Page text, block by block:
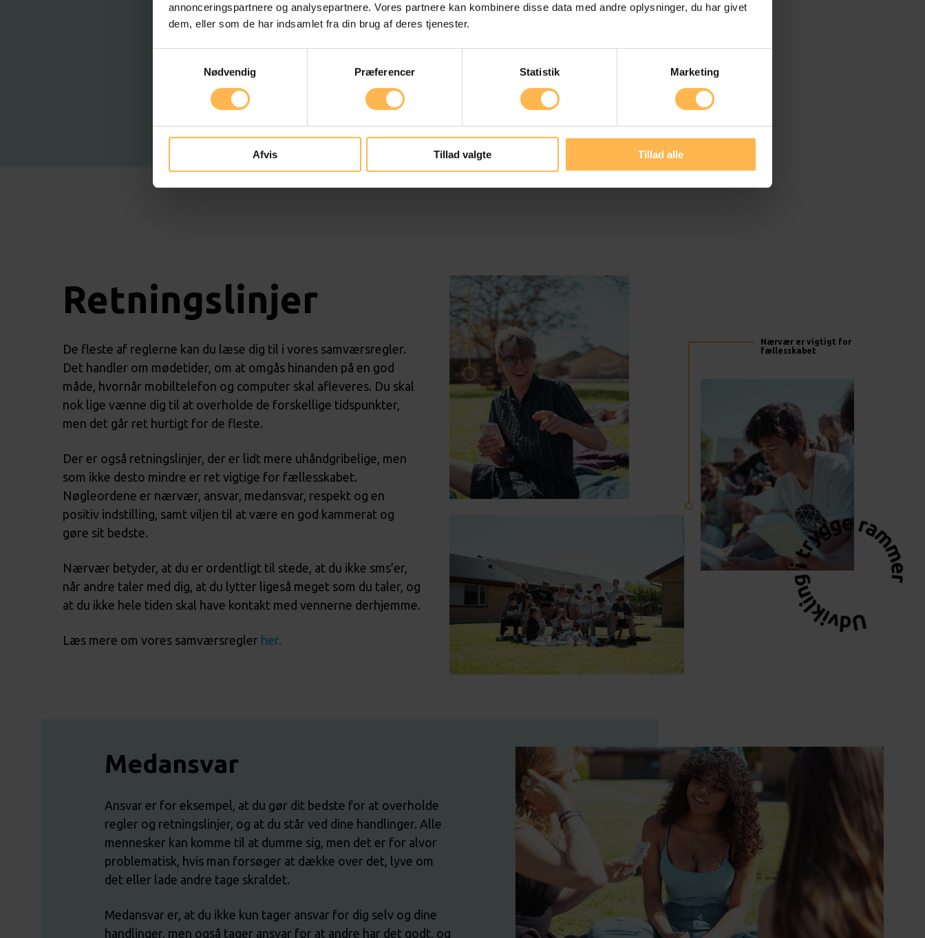
annonceringspartnere og analysepartnere. Vores partnere kan kombinere disse data med andre oplysninger, du har givet
dem, eller som de har indsamlet fra din brug af deres tjenester.
Nødvendig
Præferencer Statistik Marketing
Afvis Tillad valgte Tillad alle
Retningslinjer
De fleste af reglerne kan du læse dig til i vores samværsregler.
Det handler om mødetider, om at omgås hinanden på en god
måde, hvornår mobiltelefon og computer skal afleveres. Du skal
nok lige vænne dig til at overholde de forskellige tidspunkter,
men det går ret hurtigt for de fleste.
Der er også retningslinjer, der er lidt mere uhåndgribelige, men
som ikke desto mindre er ret vigtige for fællesskabet.
Nøgleordene er nærvær, ansvar, medansvar, respekt og en
positiv indstilling, samt viljen til at være en god kammerat og
gøre sit bedste.
Nærvær betyder, at du er ordentligt til stede, at du ikke sms’er,
når andre taler med dig, at du lytter ligeså meget som du taler, og
at du ikke hele tiden skal have kontakt med vennerne derhjemme.
Læs mere om vores samværsregler her.
Nærvær er vigtigt for
fællesskabet
Medansvar
Ansvar er for eksempel, at du gør dit bedste for at overholde
regler og retningslinjer, og at du står ved dine handlinger. Alle
mennesker kan komme til at dumme sig, men det er for alvor
problematisk, hvis man forsøger at dække over det, lyve om
det eller lade andre tage skraldet.
Medansvar er, at du ikke kun tager ansvar for dig selv og dine
handlinger, men også tager ansvar for at andre har det godt, og